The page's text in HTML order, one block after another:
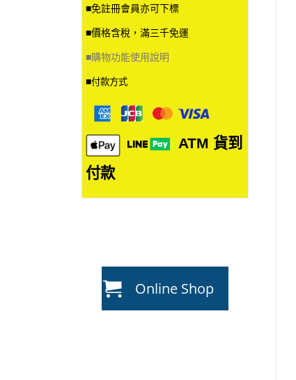
■免註冊會員亦可下標
■價格含稅，滿三千免運
■購物功能使用說明
■付款方式
ATM 貨到
付款
Online Shop